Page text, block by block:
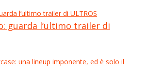
guarda l’ultimo trailer di